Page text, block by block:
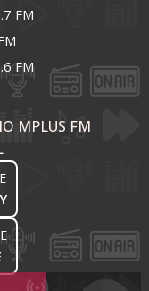
FM
FM
MPLUS FM